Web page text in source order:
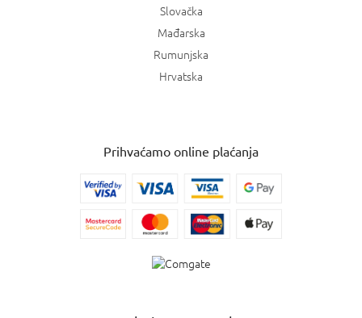
Slovačka
Mađarska
Rumunjska
Hrvatska
Prihvaćamo online plaćanja